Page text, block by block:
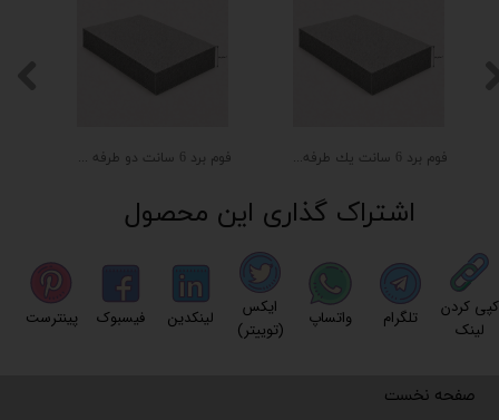
فوم برد 6 سانت دو طرفه طوسي فوم برد 6 سانت يك طرفه طوسي
کپی کردن
لینک
تلگرام واتساپ
ایکس
(توییتر)
لینکدین فیسبوک پینترست
اشتراک گذاری این محصول
صفحه نخست